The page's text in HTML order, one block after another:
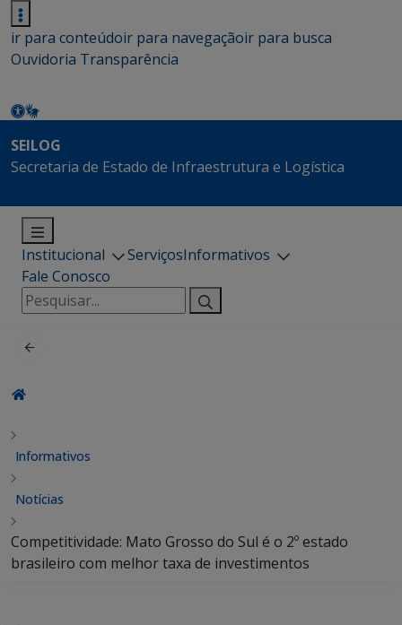
ir para conteúdoir para navegaçãoir para busca
Ouvidoria Transparência
SEILOG
Secretaria de Estado de Infraestrutura e Logística
Institucional ServiçosInformativos
Fale Conosco
Pesquisar
por:
Informativos
Notícias
Competitividade: Mato Grosso do Sul é o 2º estado
brasileiro com melhor taxa de investimentos